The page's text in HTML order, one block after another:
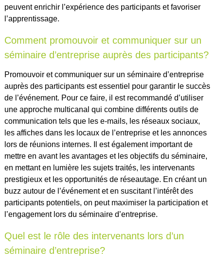
peuvent enrichir l’expérience des participants et favoriser
l’apprentissage.
Comment promouvoir et communiquer sur un
séminaire d’entreprise auprès des participants?
Promouvoir et communiquer sur un séminaire d’entreprise
auprès des participants est essentiel pour garantir le succès
de l’événement. Pour ce faire, il est recommandé d’utiliser
une approche multicanal qui combine différents outils de
communication tels que les e-mails, les réseaux sociaux,
les affiches dans les locaux de l’entreprise et les annonces
lors de réunions internes. Il est également important de
mettre en avant les avantages et les objectifs du séminaire,
en mettant en lumière les sujets traités, les intervenants
prestigieux et les opportunités de réseautage. En créant un
buzz autour de l’événement et en suscitant l’intérêt des
participants potentiels, on peut maximiser la participation et
l’engagement lors du séminaire d’entreprise.
Quel est le rôle des intervenants lors d’un
séminaire d’entreprise?